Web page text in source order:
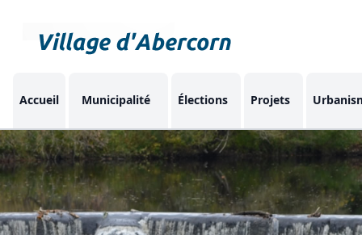
Accueil Municipalité Élections Projets